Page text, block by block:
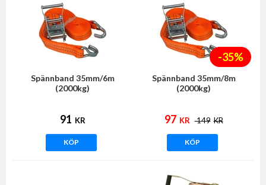
Spännband 35mm/6m
(2000kg)
91 KR
KÖP
-35%
Spännband 35mm/8m
(2000kg)
97 KR 149 KR
KÖP